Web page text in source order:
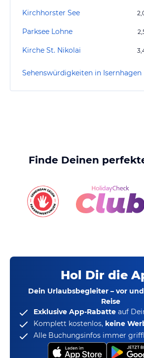
Kirchhorster See
Parksee Lohne
Kirche St. Nikolai
Sehenswürdigkeiten in Isernhagen
Finde Deinen
Hol Dir die
Dein Urlaubsbegleiter – vor
Reise
Exklusive App-Rabatte auf
Komplett kostenlos, keine
Alle Buchungsinfos immer